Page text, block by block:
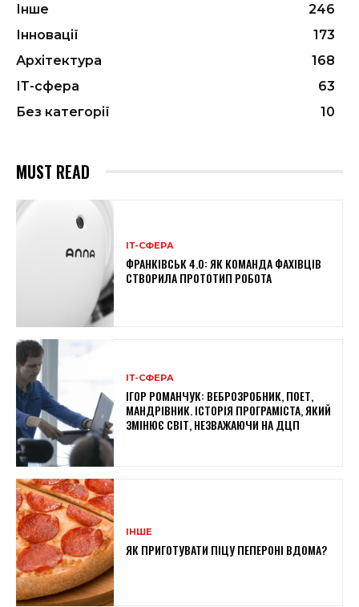
Інше
246
Інновації
173
Архітектура
168
ІТ-сфера
63
Без категорії
10
MUST READ
ІТ-СФЕРА
ФРАНКІВСЬК 4.0: ЯК КОМАНДА ФАХІВЦІВ
СТВОРИЛА ПРОТОТИП РОБОТА
ІТ-СФЕРА
ІГОР РОМАНЧУК: ВЕБРОЗРОБНИК, ПОЕТ,
МАНДРІВНИК. ІСТОРІЯ ПРОГРАМІСТА, ЯКИЙ
ЗМІНЮЄ СВІТ, НЕЗВАЖАЮЧИ НА ДЦП
ІНШЕ
ЯК ПРИГОТУВАТИ ПІЦУ ПЕПЕРОНІ ВДОМА?